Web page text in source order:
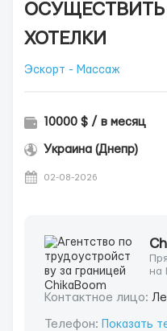
ХОТЕЛКИ
Эскорт - Массаж
10000 $ / в месяц
Украина (Днепр)
02-08-2026
на
Контактное лицо:
Телефон: Показать